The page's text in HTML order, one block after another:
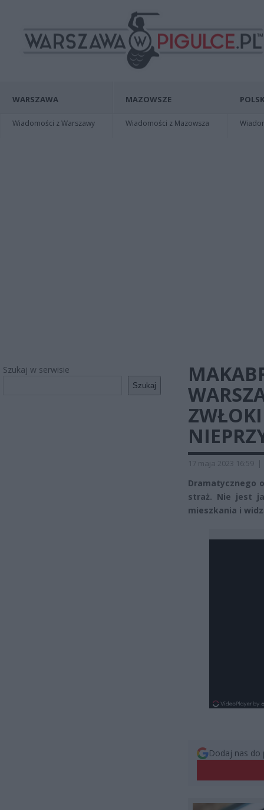
WARSZAWA
Wiadomości z Warszawy
MAZOWSZE
Wiadomości z Mazowsza
Szukaj w serwisie
Szukaj
17 maja 2023 16:59 |
Dramatycznego
straż. Nie jest
mieszkania i
Dodaj nas do